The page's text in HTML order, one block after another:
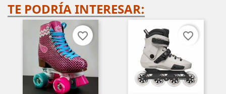
TE PODRÍA INTERESAR:
favorite_border favorite_border